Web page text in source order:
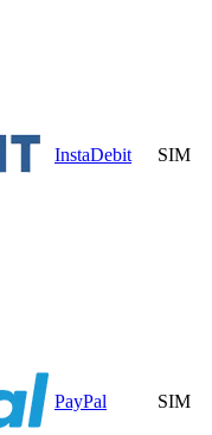
InstaDebit SIM
PayPal SIM